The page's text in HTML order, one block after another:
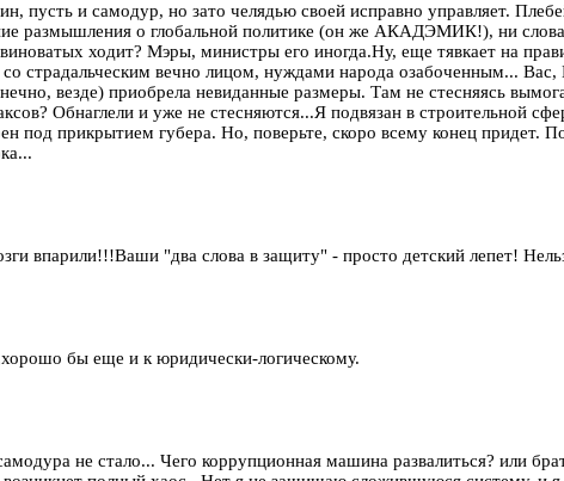
пусть и самодур, но зато челядью своей исправно управляет.
размышления о глобальной политике (он же АКАДЭМИК!), ни
ходит? Мэры, министры его иногда.Ну, еще тявкает на
страдальческим вечно лицом, нуждами народа озабоченным...
везде) приобрела невиданные размеры. Там не стесняясь
Обнаглели и уже не стесняются...Я подвязан в строительной
под прикрытием губера. Но, поверьте, скоро всему конец
впарили!!!Ваши "два слова в защиту" - просто детский лепет!
бы еще и к юридически-логическому.
не стало... Чего коррупционная машина развалиться? или